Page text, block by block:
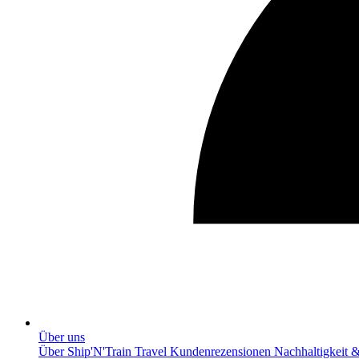
Über uns
Über Ship'N'Train Travel Kundenrezensionen Nachhaltigkeit